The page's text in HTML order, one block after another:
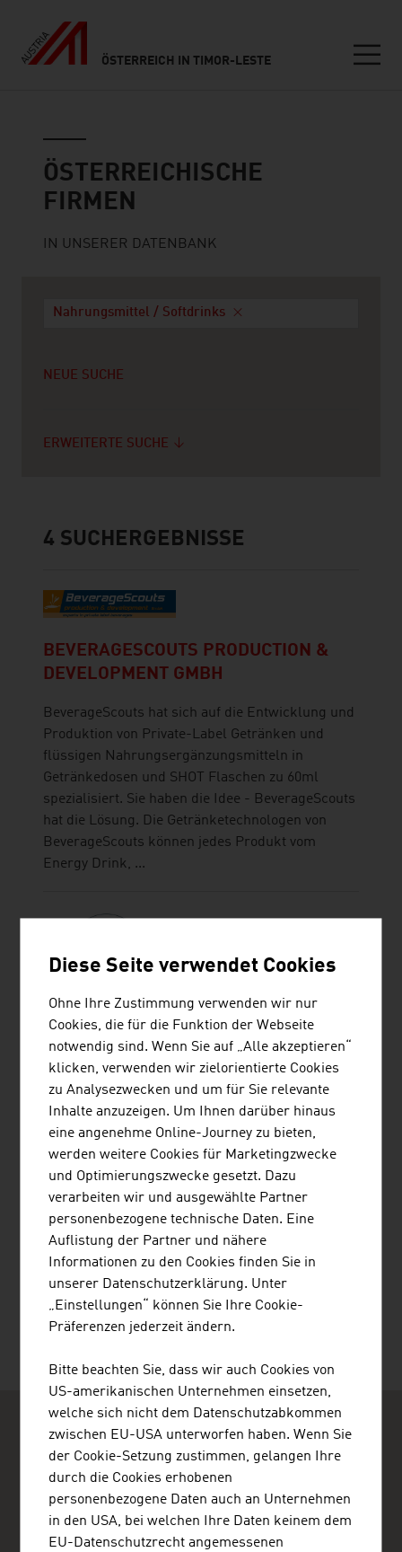
ÖSTERREICH IN TIMOR-LESTE
ÖSTERREICHISCHE
FIRMEN
IN UNSERER DATENBANK
Nahrungsmittel / Softdrinks
NEUE SUCHE
ERWEITERTE SUCHE
4 SUCHERGEBNISSE
BEVERAGESCOUTS PRODUCTION &
DEVELOPMENT GMBH
BeverageScouts hat sich auf die Entwicklung und
Produktion von Private-Label Getränken und
flüssigen Nahrungsergänzungsmitteln in
Getränkedosen und SHOT Flaschen zu 60ml
spezialisiert. Sie haben die Idee - BeverageScouts
hat die Lösung. Die Getränketechnologen von
BeverageScouts können jedes Produkt vom
Energy Drink, ...
BUSINESS UPPER AUSTRIA - OÖ
WIRTSCHAFTSAGENTUR GMBH
Business Upper Austria ist die Standortagentur
des Landes Oberösterreich.
SATTLER AG
TOLIAS KONSTANTINOS
ADVANTAGE AUSTRIA
Austrian Embassy - Commercial Section
Diese Seite verwendet Cookies
Ohne Ihre Zustimmung verwenden wir nur
Cookies, die für die Funktion der Webseite
notwendig sind. Wenn Sie auf „Alle akzeptieren“
klicken, verwenden wir zielorientierte Cookies
zu Analysezwecken und um für Sie relevante
Inhalte anzuzeigen. Um Ihnen darüber hinaus
eine angenehme Online-Journey zu bieten,
werden weitere Cookies für Marketingzwecke
und Optimierungszwecke gesetzt. Dazu
verarbeiten wir und ausgewählte Partner
personenbezogene technische Daten. Eine
Auflistung der Partner und nähere
Informationen zu den Cookies finden Sie in
unserer Datenschutzerklärung. Unter
„Einstellungen“ können Sie Ihre Cookie-
Präferenzen jederzeit ändern.
Bitte beachten Sie, dass wir auch Cookies von
US-amerikanischen Unternehmen einsetzen,
welche sich nicht dem Datenschutzabkommen
zwischen EU-USA unterworfen haben. Wenn Sie
der Cookie-Setzung zustimmen, gelangen Ihre
durch die Cookies erhobenen
personenbezogene Daten auch an Unternehmen
in den USA, bei welchen Ihre Daten keinem dem
EU-Datenschutzrecht angemessenen